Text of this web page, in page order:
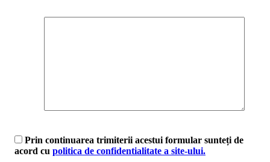
Prin continuarea trimiterii acestui formular sunteți de
acord cu politica de confidentialitate a site-ului.